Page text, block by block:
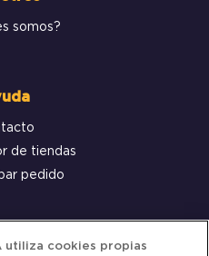
somos?
de tiendas
pedido
al cliente
utiliza cookies propias